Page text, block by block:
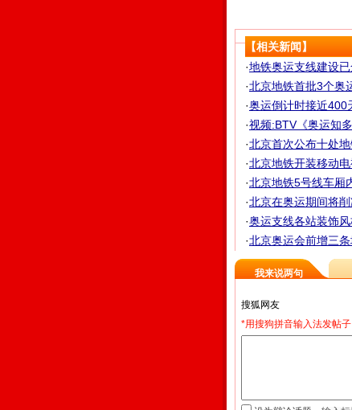
【相关新闻】
·地铁奥运支线建设已
·北京地铁首批3个奥
·奥运倒计时接近400
·视频:BTV《奥运知
·北京首次公布十处
·北京地铁开装移动
·北京地铁5号线车厢
·北京在奥运期间将削
·奥运支线各站装饰
·北京奥运会前增三条
我来说两句
*用搜狗拼音输入法发帖